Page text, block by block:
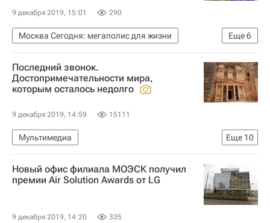
9 декабря 2019, 15:01 290
Еще6
Москва Сегодня: мегаполис для жизни
Москва
МОЭК ЖКХ
Долги
Городское хозяйство Москвы
Комплекс городского хозяйства Москвы
Последний звонок.
Достопримечательности мира,
которым осталось недолго
9 декабря 2019, 14:59 15111
Еще 10
Мультимедиа
Мультимедиа – РИА Недвижимость
Туризм
Африка
Мадагаскар Йемен
Чили
Саудовская Аравия
Новый офис филиала МОЭСК получил
премии Air Solution Awards от LG
9 декабря 2019, 14:20 335